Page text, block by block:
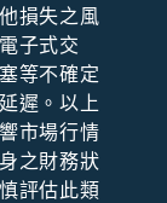
損失之風
⼦式交
等不確定
遲。以上
市場⾏情
之財務狀
評估此類